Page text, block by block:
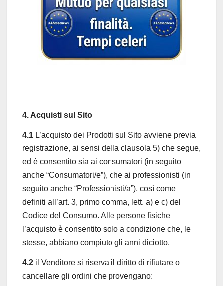
4. Acquisti sul Sito
4.1 L’acquisto dei Prodotti sul Sito avviene previa
registrazione, ai sensi della clausola 5) che segue,
ed è consentito sia ai consumatori (in seguito
anche “Consumatori/e”), che ai professionisti (in
seguito anche “Professionisti/a”), così come
definiti all’art. 3, primo comma, lett. a) e c) del
Codice del Consumo. Alle persone fisiche
l’acquisto è consentito solo a condizione che, le
stesse, abbiano compiuto gli anni diciotto.
4.2 il Venditore si riserva il diritto di rifiutare o
cancellare gli ordini che provengano: